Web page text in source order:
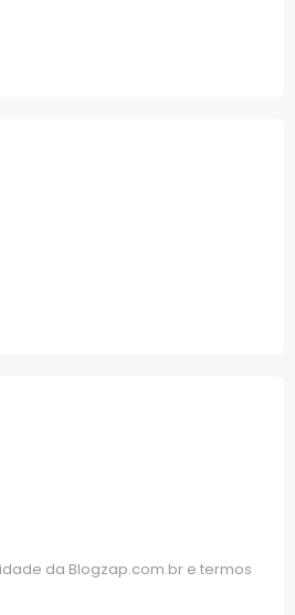
da Blogzap.com.br e termos